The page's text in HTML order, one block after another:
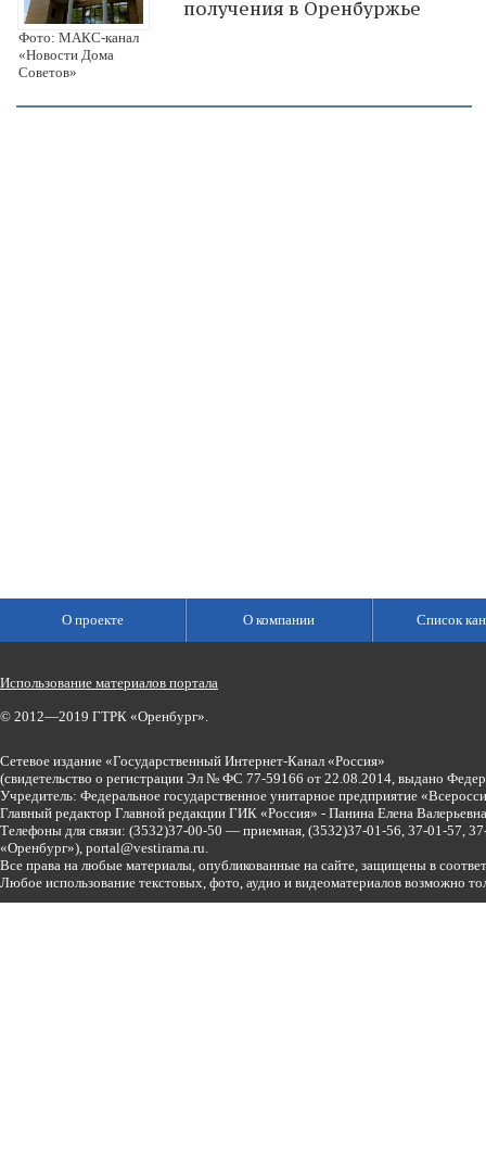
Фото: МАКС-канал
«Новости Дома
Советов»
получения в Оренбуржье
О проекте О компании Список
Использование материалов портала
© 2012—2019 ГТРК «Оренбург».
Сетевое издание «Государственный Интернет-Канал «Россия»
(свидетельство о регистрации Эл № ФС 77-59166 от 22.08.2014, выдано
Учредитель: Федеральное государственное унитарное предприятие
Главный редактор Главной редакции ГИК «Россия» - Панина Елена
Телефоны для связи: (3532)37-00-50 — приемная, (3532)37-01-56, 37-01-57,
«Оренбург»), portal@vestirama.ru.
Все права на любые материалы, опубликованные на сайте, защищены в
Любое использование текстовых, фото, аудио и видеоматериалов возможно